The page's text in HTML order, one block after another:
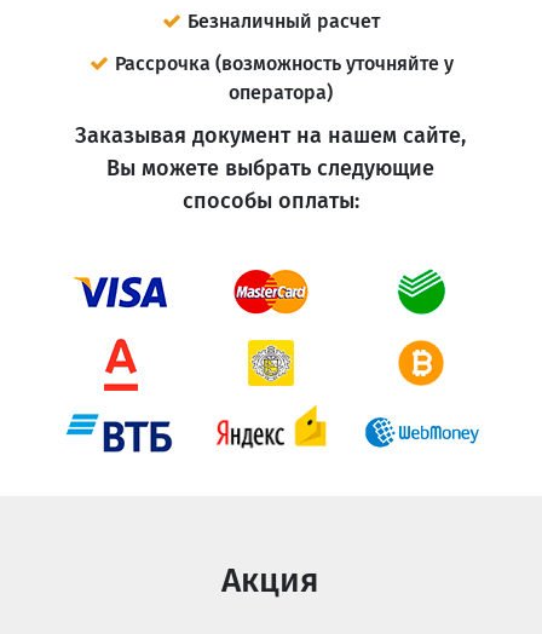
Безналичный расчет
Рассрочка (возможность уточняйте у
оператора)
Заказывая документ на нашем сайте,
Вы можете выбрать следующие
способы оплаты:
Акция